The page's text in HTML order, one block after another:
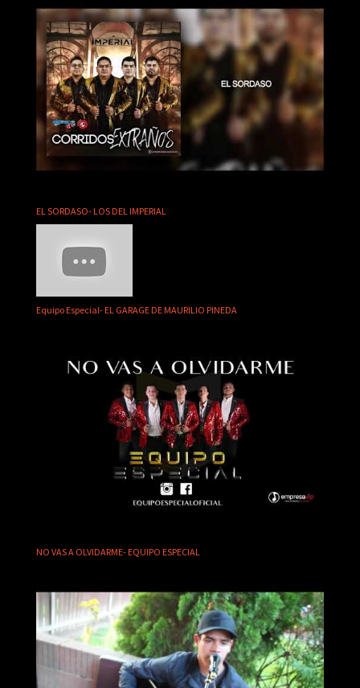
EL SORDASO- LOS DEL IMPERIAL
Equipo Especial- EL GARAGE DE MAURILIO PINEDA
NO VAS A OLVIDARME- EQUIPO ESPECIAL